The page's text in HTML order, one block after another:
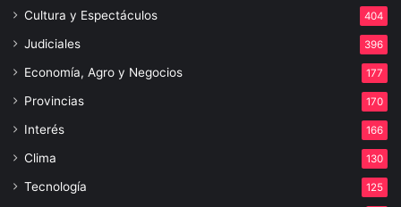
Cultura y Espectáculos 404
Judiciales 396
Economía, Agro y Negocios 177
Provincias 170
Interés 166
Clima 130
Tecnología 125